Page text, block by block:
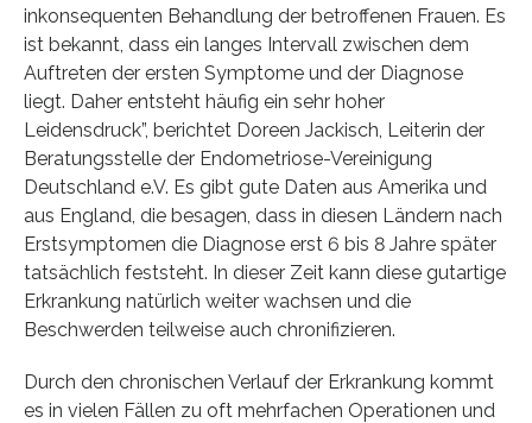
inkonsequenten Behandlung der betroffenen Frauen. Es
ist bekannt, dass ein langes Intervall zwischen dem
Auftreten der ersten Symptome und der Diagnose
liegt. Daher entsteht häufig ein sehr hoher
Leidensdruck”, berichtet Doreen Jackisch, Leiterin der
Beratungsstelle der Endometriose-Vereinigung
Deutschland e.V. Es gibt gute Daten aus Amerika und
aus England, die besagen, dass in diesen Ländern nach
Erstsymptomen die Diagnose erst 6 bis 8 Jahre später
tatsächlich feststeht. In dieser Zeit kann diese gutartige
Erkrankung natürlich weiter wachsen und die
Beschwerden teilweise auch chronifizieren.
Durch den chronischen Verlauf der Erkrankung kommt
es in vielen Fällen zu oft mehrfachen Operationen und